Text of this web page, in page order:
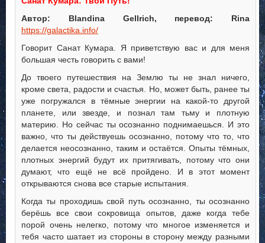
Автор: Blandina Gellrich, перевод: Rina
https://galactika.info/
Говорит Санат Кумара. Я приветствую вас и для меня
большая честь говорить с вами!
До твоего путешествия на Землю ты не знал ничего,
кроме света, радости и счастья. Но, может быть, ранее ты
уже погружался в тёмные энергии на какой-то другой
планете, или звезде, и познал там тьму и плотную
материю. Но сейчас ты осознанно поднимаешься. И это
важно, что ты действуешь осознанно, потому что то, что
делается неосознанно, таким и остаётся. Опыты тёмных,
плотных энергий будут их притягивать, потому что они
думают, что ещё не всё пройдено. И в этот момент
открываются снова все старые испытания.
Когда ты проходишь свой путь осознанно, ты осознанно
берёшь все свои сокровища опытов, даже когда тебе
порой очень нелегко, потому что многое изменяется и
тебя часто шатает из стороны в сторону между разными